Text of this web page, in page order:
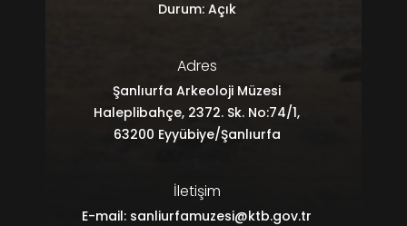
Durum: Açık
Adres
Şanlıurfa Arkeoloji Müzesi
Haleplibahçe, 2372. Sk. No:74/1,
63200 Eyyübiye/Şanlıurfa
İletişim
E-mail: sanliurfamuzesi@ktb.gov.tr